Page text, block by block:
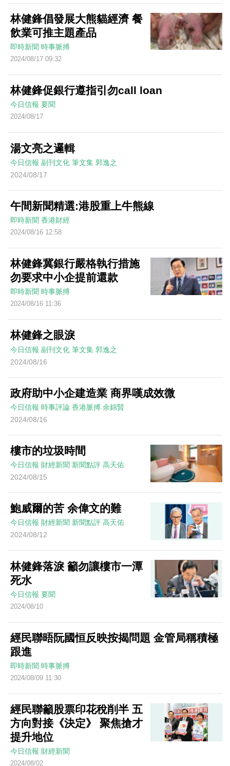
林健鋒倡發展大熊貓經濟 餐
飲業可推主題產品
即時新聞 時事脈搏
2024/08/17 09:32
林健鋒促銀行遵指引勿call loan
今日信報 要聞
2024/08/17
湯文亮之邏輯
今日信報 副刊文化 筆文集 郭逸之
2024/08/17
午間新聞精選:港股重上牛熊線
即時新聞 香港財經
2024/08/16 12:58
林健鋒冀銀行嚴格執行措施
勿要求中小企提前還款
即時新聞 時事脈搏
2024/08/16 11:36
林健鋒之眼淚
今日信報 副刊文化 筆文集 郭逸之
2024/08/16
政府助中小企建造業 商界嘆成效微
今日信報 時事評論 香港脈搏 余錦賢
2024/08/16
樓市的垃圾時間
今日信報 財經新聞 新聞點評 高天佑
2024/08/15
鮑威爾的苦 余偉文的難
今日信報 財經新聞 新聞點評 高天佑
2024/08/12
林健鋒落淚 籲勿讓樓市一潭
死水
今日信報 要聞
2024/08/10
經民聯晤阮國恒反映按揭問題 金管局稱積極
跟進
即時新聞 時事脈搏
2024/08/09 11:30
經民聯籲股票印花稅削半 五
方向對接《決定》 聚焦搶才
提升地位
今日信報 財經新聞
2024/08/02